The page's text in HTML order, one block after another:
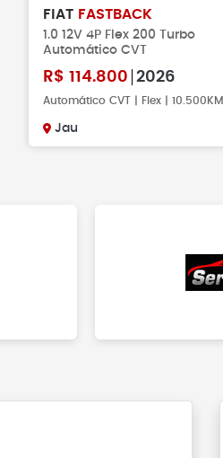
FIAT FASTBACK
1.0 12V 4P Flex 200 Turbo
Automático CVT
R$ 114.800 2026
Automático CVT | Flex | 10.500KM
Jau